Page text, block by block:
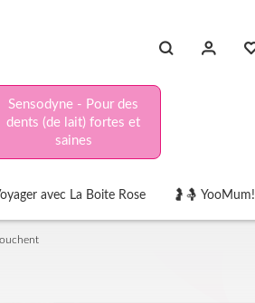
Sensodyne - Pour des
dents (de lait) fortes et
saines
avec La Boite Rose 🤰🤱 YooMum!